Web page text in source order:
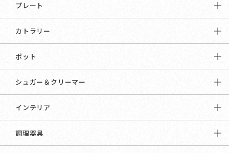
プレート
カトラリー
ポット
シュガー＆クリーマー
インテリア
調理器具